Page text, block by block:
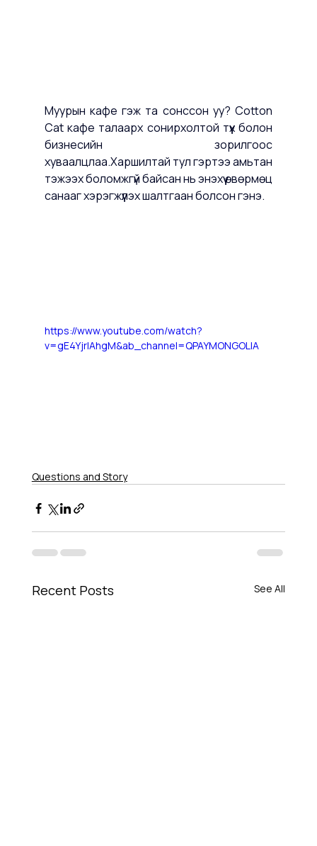
Муурын кафе гэж та сонссон уу? Cotton
Cat кафе талаарх сонирхолтой түүх болон
бизнесийн зорилгоос
хуваалцлаа.Харшилтай тул гэртээ амьтан
тэжээх боломжгүй байсан нь энэхүү өвөрмөц
санааг хэрэгжүүлэх шалтгаан болсон гэнэ.
https://www.youtube.com/watch?
v=gE4YjrlAhgM&ab_channel=QPAYMONGOLIA
Questions and Story
Recent Posts See All